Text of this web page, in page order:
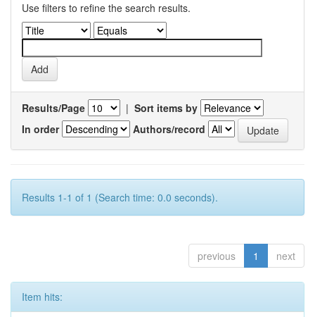
Use filters to refine the search results.
Results/Page | Sort items by
In order
Authors/record
Results 1-1 of 1 (Search time: 0.0 seconds).
previous 1 next
Item hits: